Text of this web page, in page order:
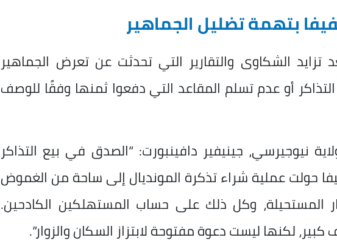
بتهمة تضليل الجماهير
تزايد الشكاوى والتقارير التي تحدثت عن تعرض الجماهير
أو عدم تسلم المقاعد التي دفعوا ثمنها وفقًا للوصف
نيوجيرسي، جينيفير دافينبورت: “الصدق في بيع التذاكر
حولت عملية شراء تذكرة المونديال إلى ساحة من الغموض
المستحيلة، وكل ذلك على حساب المستهلكين الكادحين.
لكنها ليست دعوة مفتوحة لابتزاز السكان والزوار”.